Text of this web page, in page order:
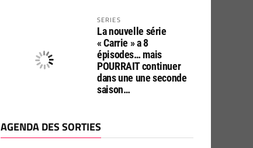
SERIES
La nouvelle série
« Carrie » a 8
épisodes… mais
POURRAIT continuer
dans une une seconde
saison…
AGENDA DES SORTIES